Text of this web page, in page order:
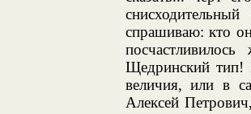
спрашиваю: кто
Щедринский тип!
величия, или в
Алексей